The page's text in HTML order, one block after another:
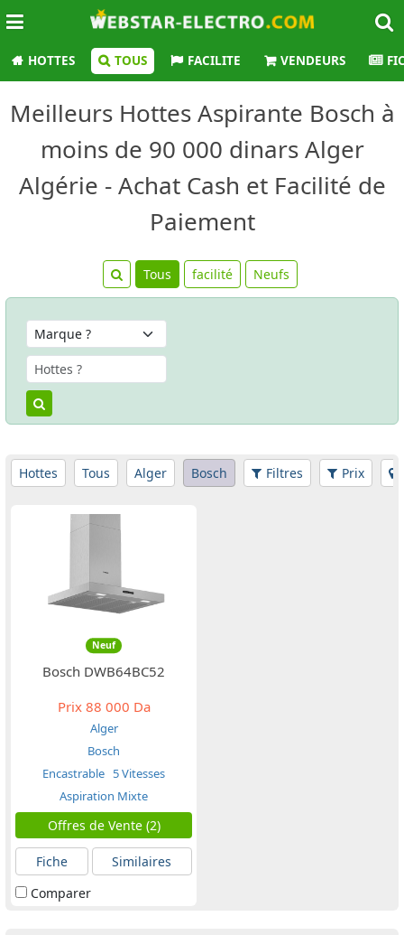
HOTTES TOUS FACILITE VENDEURS
Meilleurs Hottes Aspirante Bosch à
moins de 90 000 dinars Alger
Algérie - Achat Cash et Facilité de
Paiement
Tous facilité Neufs
Hottes Tous Alger Bosch Filtres Prix
Neuf
Bosch DWB64BC52
Prix88 000 Da
Alger
Bosch
Encastrable 5 Vitesses
Aspiration Mixte
Offres de Vente (2)
Fiche
Similaires
Comparer